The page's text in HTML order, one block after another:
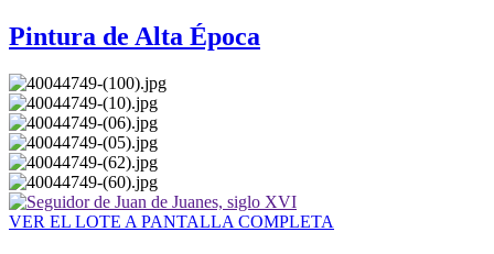
Pintura de Alta Época
VER EL LOTE A PANTALLA COMPLETA